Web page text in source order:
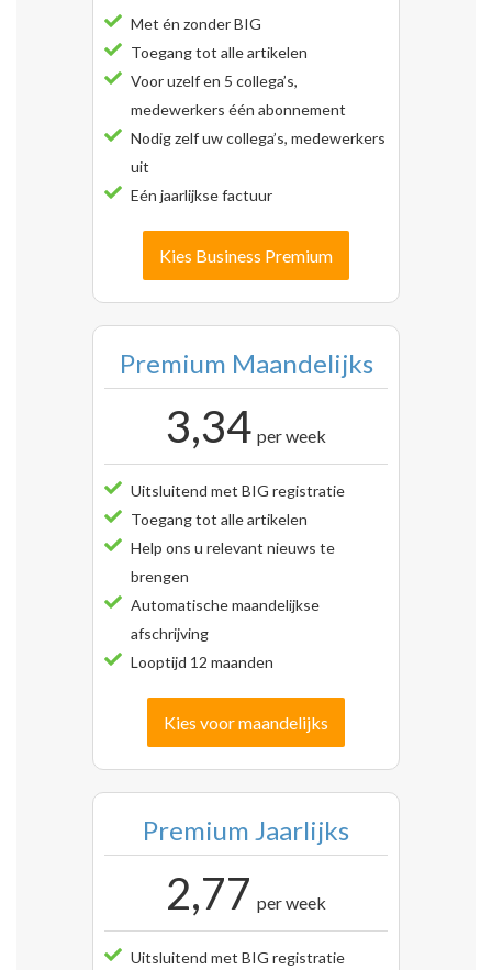
Met én zonder BIG
Toegang tot alle artikelen
Voor uzelf en 5 collega’s,
medewerkers één abonnement
Nodig zelf uw collega’s, medewerkers
uit
Eén jaarlijkse factuur
Kies Business Premium
Premium Maandelijks
3,34 per week
Uitsluitend met BIG registratie
Toegang tot alle artikelen
Help ons u relevant nieuws te
brengen
Automatische maandelijkse
afschrijving
Looptijd 12 maanden
Kies voor maandelijks
Premium Jaarlijks
2,77 per week
Uitsluitend met BIG registratie